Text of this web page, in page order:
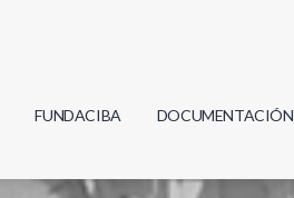
FUNDACIBA DOCUMENTACIÓN
Actas